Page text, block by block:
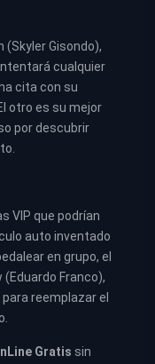
(Skyler Gisondo),
cualquier
cita con su
otro es su mejor
por descubrir
VIP que podrían
auto inventado
en grupo, el
Franco),
reemplazar el
Gratis sin